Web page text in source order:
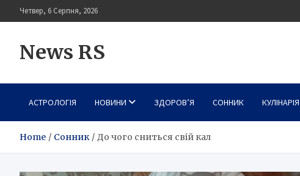
to
Четвер, 6 Серпня, 2026
News RS
АСТРОЛОГІЯ НОВИНИ ЗДОРОВ’Я СОННИК КУЛІНАРІЯ
Home Сонник До чого сниться свій кал